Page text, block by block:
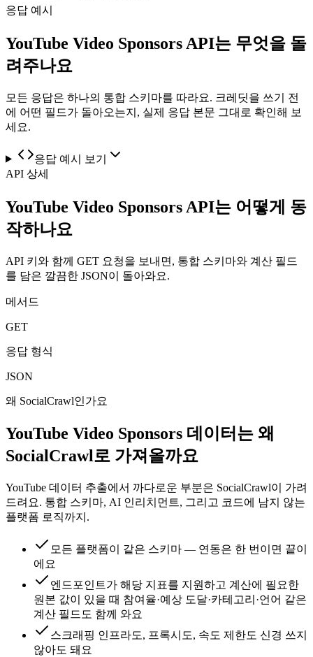
응답 예시
YouTube Video Sponsors API는 무엇을 돌
려주나요
모든 응답은 하나의 통합 스키마를 따라요. 크레딧을 쓰기 전
에 어떤 필드가 돌아오는지, 실제 응답 본문 그대로 확인해 보
세요.
응답 예시 보기
API 상세
YouTube Video Sponsors API는 어떻게 동
작하나요
API 키와 함께 GET 요청을 보내면, 통합 스키마와 계산 필드
를 담은 깔끔한 JSON이 돌아와요.
메서드
GET
응답 형식
JSON
왜 SocialCrawl인가요
YouTube Video Sponsors 데이터는 왜
SocialCrawl로 가져올까요
YouTube 데이터 추출에서 까다로운 부분은 SocialCrawl이 가려
드려요. 통합 스키마, AI 인리치먼트, 그리고 코드에 남지 않는
플랫폼 로직까지.
모든 플랫폼이 같은 스키마 — 연동은 한 번이면 끝이
에요
엔드포인트가 해당 지표를 지원하고 계산에 필요한
원본 값이 있을 때 참여율·예상 도달·카테고리·언어 같은
계산 필드도 함께 와요
스크래핑 인프라도, 프록시도, 속도 제한도 신경 쓰지
않아도 돼요